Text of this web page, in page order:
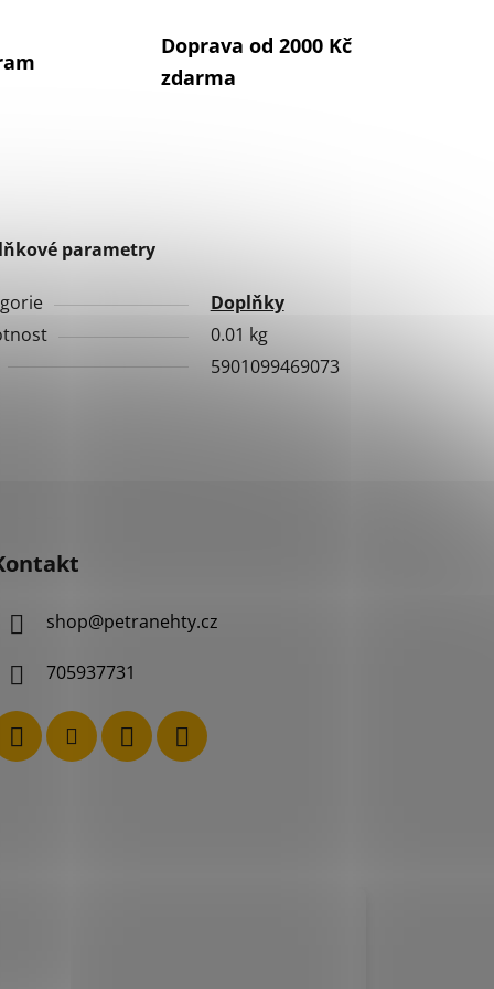
Doprava od 2000 Kč
zdarma
parametry
Doplňky
0.01 kg
5901099469073
shop@petranehty.cz
705937731